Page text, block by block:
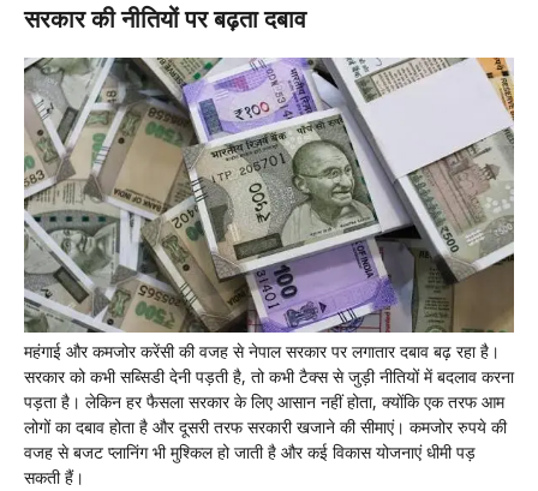
सरकार की नीतियों पर बढ़ता दबाव
महंगाई और कमजोर करेंसी की वजह से नेपाल सरकार पर लगातार दबाव बढ़ रहा है।
सरकार को कभी सब्सिडी देनी पड़ती है, तो कभी टैक्स से जुड़ी नीतियों में बदलाव करना
पड़ता है। लेकिन हर फैसला सरकार के लिए आसान नहीं होता, क्योंकि एक तरफ आम
लोगों का दबाव होता है और दूसरी तरफ सरकारी खजाने की सीमाएं। कमजोर रुपये की
वजह से बजट प्लानिंग भी मुश्किल हो जाती है और कई विकास योजनाएं धीमी पड़
सकती हैं।